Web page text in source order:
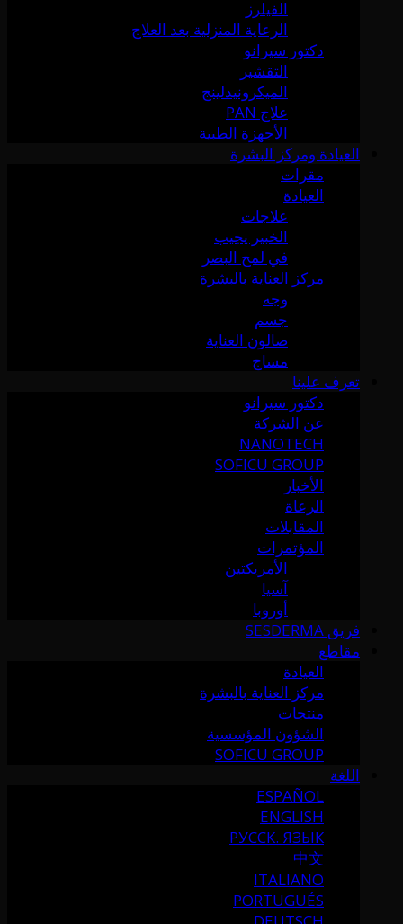
الفيلرز
الرعاية المنزلية بعد العلاج
دكتور سيرانو
التقشير
الميكرونيدلينج
علاج PAN
الأجهزة الطبية
العيادة ومركز البشرة
مقرات
العيادة
علاجات
الخبير يجيب
في لمح البصر
مركز العناية بالبشرة
وجه
جسم
صالون العناية
مساج
تعرف علينا
دكتور سيرانو
عن الشركة
NANOTECH
SOFICU GROUP
الأخبار
الرعاة
المقابلات
المؤتمرات
الأمريكتين
آسيا
أوروبا
فريق SESDERMA
مقاطع
العيادة
مركز العناية بالبشرة
منتجات
الشؤون المؤسسية
SOFICU GROUP
اللغة
ESPAÑOL
ENGLISH
РУССК. ЯЗЫК
中文
ITALIANO
PORTUGUÉS